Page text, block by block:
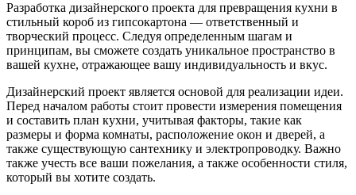
Разработка дизайнерского проекта для превращения кухни в
стильный короб из гипсокартона — ответственный и
творческий процесс. Следуя определенным шагам и
принципам, вы сможете создать уникальное пространство в
вашей кухне, отражающее вашу индивидуальность и вкус.
Дизайнерский проект является основой для реализации идеи.
Перед началом работы стоит провести измерения помещения
и составить план кухни, учитывая факторы, такие как
размеры и форма комнаты, расположение окон и дверей, а
также существующую сантехнику и электропроводку. Важно
также учесть все ваши пожелания, а также особенности стиля,
который вы хотите создать.